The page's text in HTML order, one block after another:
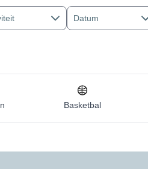
Datum
Basketbal